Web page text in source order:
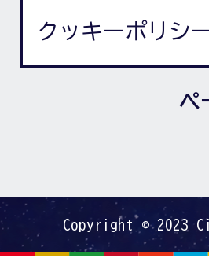
クッキーポリシ
ペ
Copyright © 2023